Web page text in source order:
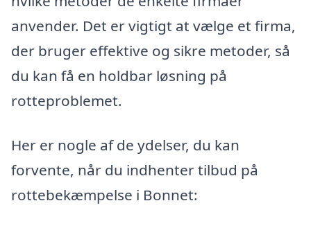
anvender. Det er vigtigt at vælge et firma,
der bruger effektive og sikre metoder, så
du kan få en holdbar løsning på
rotteproblemet.
Her er nogle af de ydelser, du kan
forvente, når du indhenter tilbud på
rottebekæmpelse i Bonnet: